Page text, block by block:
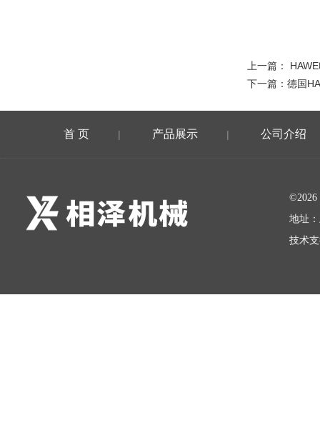
上一篇：
下一篇： 德国
首 页 | 产品展示 | 公司介绍
地址
技术